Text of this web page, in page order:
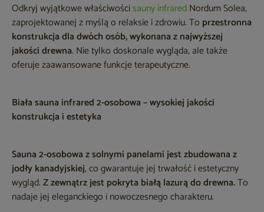
Odkryj wyjątkowe właściwościsauny infraredNordum Solea,
zaprojektowanej z myślą o relaksie i zdrowiu. To przestronna
konstrukcja dla dwóch osób, wykonana z najwyższej
jakości drewna. Nie tylko doskonale wygląda, ale także
oferuje zaawansowane funkcje terapeutyczne.
Biała sauna infrared 2-osobowa – wysokiej jakości
konstrukcja i estetyka
Sauna 2-osobowa z solnymi panelami jest zbudowana z
jodły kanadyjskiej, co gwarantuje jej trwałość i estetyczny
wygląd.Z zewnątrz jest pokryta białą lazurą do drewna.To
nadaje jej eleganckiego i nowoczesnego charakteru.